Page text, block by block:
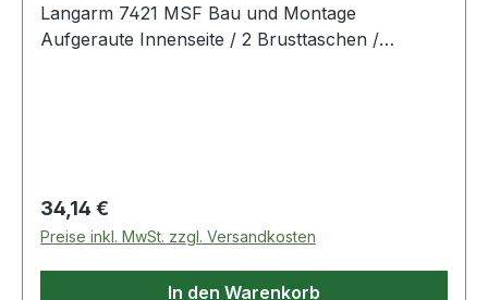
Langarm 7421 MSF Bau und Montage
Aufgeraute Innenseite / 2 Brusttaschen /
Regulärer Preis:
34,14 €
Preise inkl. MwSt. zzgl. Versandkosten
In den Warenkorb